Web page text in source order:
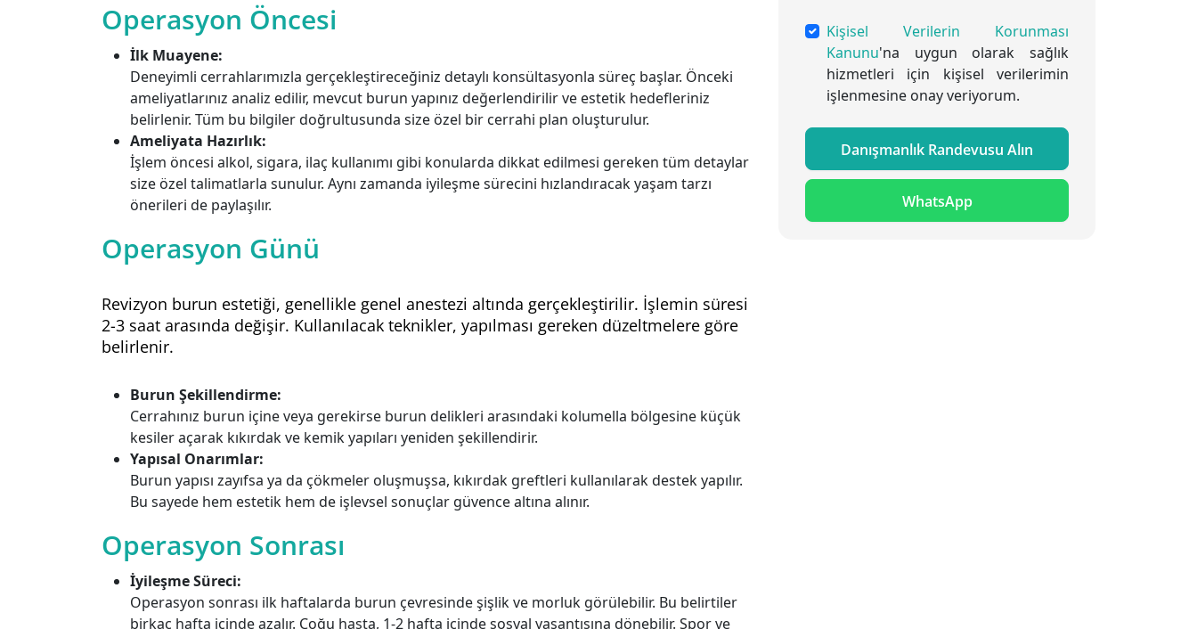
Operasyon Öncesi
İlk Muayene:
Deneyimli cerrahlarımızla gerçekleştireceğiniz detaylı konsültasyonla süreç başlar. Önceki
ameliyatlarınız analiz edilir, mevcut burun yapınız değerlendirilir ve estetik hedefleriniz
belirlenir. Tüm bu bilgiler doğrultusunda size özel bir cerrahi plan oluşturulur.
Ameliyata Hazırlık:
İşlem öncesi alkol, sigara, ilaç kullanımı gibi konularda dikkat edilmesi gereken tüm detaylar
size özel talimatlarla sunulur. Aynı zamanda iyileşme sürecini hızlandıracak yaşam tarzı
önerileri de paylaşılır.
Operasyon Günü
Revizyon burun estetiği, genellikle genel anestezi altında gerçekleştirilir. İşlemin süresi
2-3 saat arasında değişir. Kullanılacak teknikler, yapılması gereken düzeltmelere göre
belirlenir.
Burun Şekillendirme:
Cerrahınız burun içine veya gerekirse burun delikleri arasındaki kolumella bölgesine küçük
kesiler açarak kıkırdak ve kemik yapıları yeniden şekillendirir.
Yapısal Onarımlar:
Burun yapısı zayıfsa ya da çökmeler oluşmuşsa, kıkırdak greftleri kullanılarak destek yapılır.
Bu sayede hem estetik hem de işlevsel sonuçlar güvence altına alınır.
Operasyon Sonrası
İyileşme Süreci:
Operasyon sonrası ilk haftalarda burun çevresinde şişlik ve morluk görülebilir. Bu belirtiler
birkaç hafta içinde azalır. Çoğu hasta, 1-2 hafta içinde sosyal yaşantısına dönebilir. Spor ve
Kişisel Verilerin Korunması
Kanunu'na uygun olarak sağlık
hizmetleri için kişisel verilerimin
işlenmesine onay veriyorum.
Danışmanlık Randevusu Alın
WhatsApp